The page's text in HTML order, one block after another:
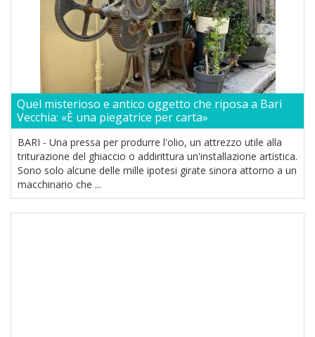
Quel misterioso e antico oggetto che riposa a Bari
Vecchia: «È una piegatrice per carta»
BARI - Una pressa per produrre l'olio, un attrezzo utile alla
triturazione del ghiaccio o addirittura un'installazione artistica.
Sono solo alcune delle mille ipotesi girate sinora attorno a un
macchinario che ...